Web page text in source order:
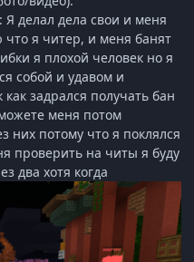
делал дела свои и меня
я читер, и меня банят
я плохой человек но я
собой и удавом и
задрался получать бан
меня потом
них потому что я поклялся
проверить на читы я буду
два хотя когда